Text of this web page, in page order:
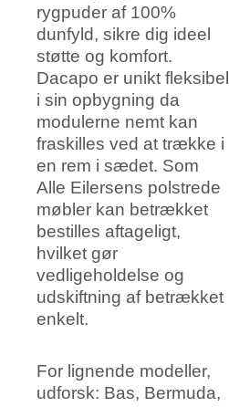
rygpuder af 100%
dunfyld, sikre dig ideel
støtte og komfort.
Dacapo er unikt fleksibel
i sin opbygning da
modulerne nemt kan
fraskilles ved at trække i
en rem i sædet. Som
Alle Eilersens polstrede
møbler kan betrækket
bestilles aftageligt,
hvilket gør
vedligeholdelse og
udskiftning af betrækket
enkelt.
For lignende modeller,
udforsk: Bas, Bermuda,